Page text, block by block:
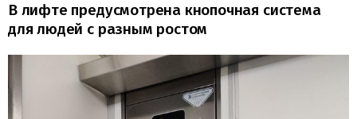
В лифте предусмотрена кнопочная система
для людей с разным ростом